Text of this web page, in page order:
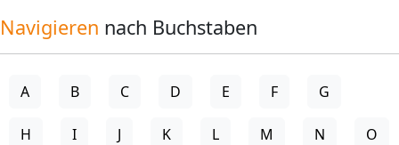
Navigieren nach Buchstaben
A B C D E F G
H I J K L M N O